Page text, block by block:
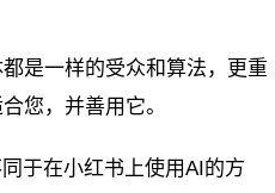
是一样的受众和算法，更重
您，并善用它。
于在小红书上使用AI的方